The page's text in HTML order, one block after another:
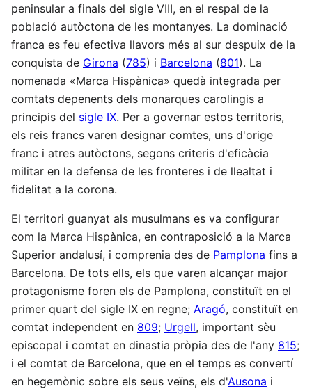
peninsular a finals del sigle VIII, en el respal de la
població autòctona de les montanyes. La dominació
franca es feu efectiva llavors més al sur despuix de la
conquista de Girona (785) i Barcelona (801). La
nomenada «Marca Hispànica» quedà integrada per
comtats depenents dels monarques carolingis a
principis del sigle IX. Per a governar estos territoris,
els reis francs varen designar comtes, uns d'orige
franc i atres autòctons, segons criteris d'eficàcia
militar en la defensa de les fronteres i de llealtat i
fidelitat a la corona.
El territori guanyat als musulmans es va configurar
com la Marca Hispànica, en contraposició a la Marca
Superior andalusí, i comprenia des de Pamplona fins a
Barcelona. De tots ells, els que varen alcançar major
protagonisme foren els de Pamplona, constituït en el
primer quart del sigle IX en regne; Aragó, constituït en
comtat independent en 809; Urgell, important sèu
episcopal i comtat en dinastia pròpia des de l'any 815;
i el comtat de Barcelona, que en el temps es convertí
en hegemònic sobre els seus veïns, els d'Ausona i